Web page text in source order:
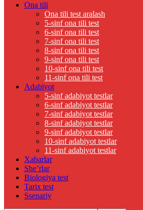
Ona tili
Ona tili test aralash
5-sinf ona tili test
6-sinf ona tili test
7-sinf ona tili test
8-sinf ona tili test
9-sinf ona tili test
10-sinf ona tili test
11-sinf ona tili test
Adabiyot
5-sinf adabiyot testlar
6-sinf adabiyot testlar
7-sinf adabiyot testlar
8-sinf adabiyot testlar
9-sinf adabiyot testlar
10-sinf adabiyot testlar
11-sinf adabiyot testlar
Xabarlar
She’rlar
Biologiya test
Tarix test
Ssenariy